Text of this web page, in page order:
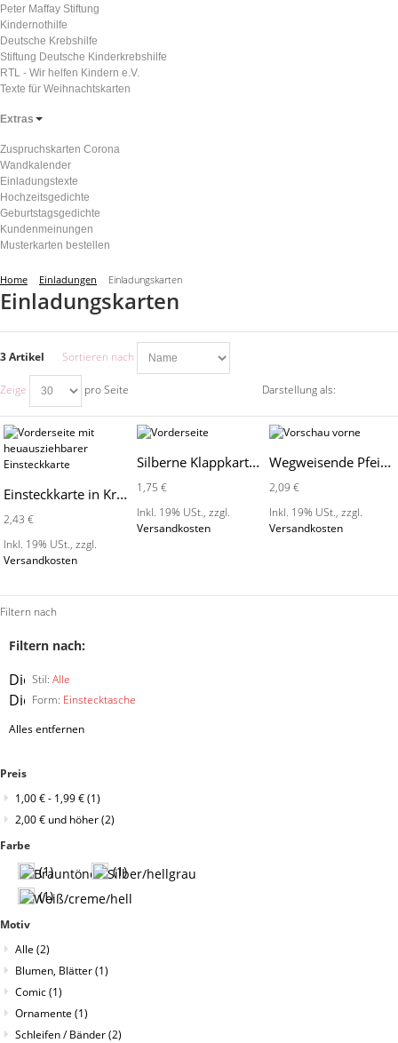
Peter Maffay Stiftung
Kindernothilfe
Deutsche Krebshilfe
Stiftung Deutsche Kinderkrebshilfe
RTL - Wir helfen Kindern e.V.
Texte für Weihnachtskarten
Extras
Zuspruchskarten Corona
Wandkalender
Einladungstexte
Hochzeitsgedichte
Geburtstagsgedichte
Kundenmeinungen
Musterkarten bestellen
Home Einladungen Einladungskarten
Einladungskarten
3 Artikel Sortieren nach
Zeige pro Seite Darstellung als:
Einsteckkarte in Kraftkarton - A2163-Z
2,43 €
Inkl. 19% USt.,zzgl.
Versandkosten
Silberne Klappkarte - A2066-50
1,75 €
Inkl. 19% USt., zzgl.
Versandkosten
Wegweisende Pfeile - 689002
2,09 €
Inkl. 19% USt.,zzgl.
Versandkosten
Filtern nach
Filtern nach:
Stil: Alle
Diesen
Artikel
entfernen
Form: Einstecktasche
Diesen
entfernen
Alles entfernen
Preis
1,00 €- 1,99 €(1)
2,00 € und höher(2)
Farbe
(1)
(1)
(1)
Motiv
Alle (2)
Blumen, Blätter(1)
Comic(1)
Ornamente (1)
Schleifen / Bänder(2)